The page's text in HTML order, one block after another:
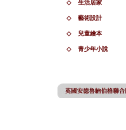
◇ 生活居家
◇ 藝術設計
◇ 兒童繪本
◇ 青少年小說